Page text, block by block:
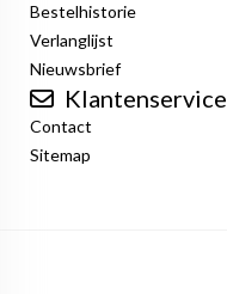
Bestelhistorie
Verlanglijst
Nieuwsbrief
Klantenservice
Contact
Sitemap